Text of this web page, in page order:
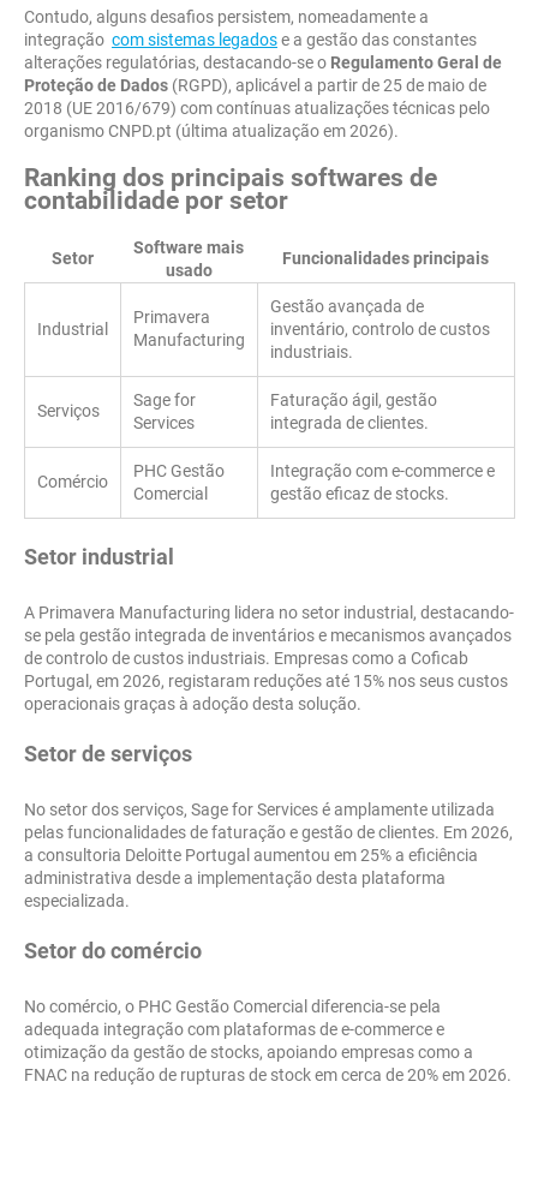
Contudo, alguns desafios persistem, nomeadamente a
integração com sistemas legadose a gestão das constantes
alterações regulatórias, destacando-se o Regulamento Geral de
Proteção de Dados (RGPD), aplicável a partir de 25 de maio de
2018 (UE 2016/679) com contínuas atualizações técnicas pelo
organismo CNPD.pt (última atualização em 2026).
Ranking dos principais softwares de
contabilidade por setor
Setor
Software mais
usado
Funcionalidades principais
Industrial
Primavera
Manufacturing
Gestão avançada de
inventário, controlo de custos
industriais.
Serviços
Sage for
Services
Faturação ágil, gestão
integrada de clientes.
Comércio
PHC Gestão
Comercial
Integração com e-commerce e
gestão eficaz de stocks.
Setor industrial
A Primavera Manufacturing lidera no setor industrial, destacando-
se pela gestão integrada de inventários e mecanismos avançados
de controlo de custos industriais. Empresas como a Coficab
Portugal, em 2026, registaram reduções até 15% nos seus custos
operacionais graças à adoção desta solução.
Setor de serviços
No setor dos serviços, Sage for Services é amplamente utilizada
pelas funcionalidades de faturação e gestão de clientes. Em 2026,
a consultoria Deloitte Portugal aumentou em 25% a eficiência
administrativa desde a implementação desta plataforma
especializada.
Setor do comércio
No comércio, o PHC Gestão Comercial diferencia-se pela
adequada integração com plataformas de e-commerce e
otimização da gestão de stocks, apoiando empresas como a
FNAC na redução de rupturas de stock em cerca de 20% em 2026.